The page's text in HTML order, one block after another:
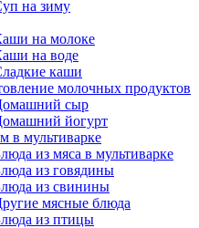
на зиму
на молоке
на воде
каши
молочных продуктов
сыр
йогурт
в мультиварке
из мяса в мультиварке
из говядины
из свинины
мясные блюда
из птицы